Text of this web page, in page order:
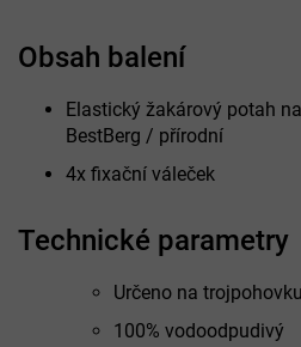
Obsah balení
Elastický žakárový potah
BestBerg / přírodní
4x fixační váleček
Technické parametry
Určeno na trojpohovku
100% vodoodpudivý